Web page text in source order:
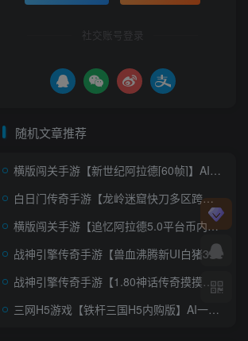
社交账号登录
随机文章推荐
横版闯关手游【新世纪阿拉德[60帧]】AI一键全自动搭建+Linux手工服务端+表格+WEB管理后台+GM授权后台+安卓苹果双端+详细搭建教程+视频教程
白日门传奇手游【龙岭迷窟快刀多区跨服完整版】AI一键全自动搭建+Win一键服务端+全套客户端源码+服务端源码+管理后台+GM授权后台+安卓苹果双端+详细搭建教程+视频教程
横版闯关手游【追忆阿拉德5.0平台币内购版】AI一键全自动搭建+一键即玩镜像端+Linux手工服务端+配套表+攻略文档+新WEB管理后台+GM授权后台+安卓苹果双端+详细搭建教程
战神引擎传奇手游【兽血沸腾新UI白猪3.1】AI一键全自动搭建+Win系特色服务端+安卓苹果双端+GM授权后台+详细搭建教程
战神引擎传奇手游【1.80神话传奇摸摸登录器免授权版】AI一键全自动搭建+安卓苹果双端+GM授权后台
三网H5游戏【铁杆三国H5内购版】AI一键全自动搭建+单机一键即玩镜像端+Linux手工服务端+GM后台+详细搭建教程